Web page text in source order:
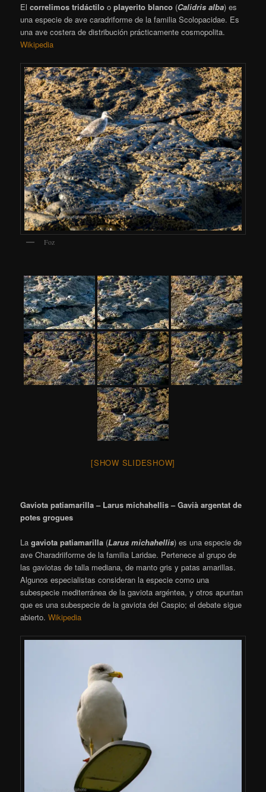
Elcorrelimos tridáctilo oplayerito blanco (Calidris alba) es
una especie de ave caradriforme de la familia Scolopacidae. Es
una ave costera de distribución prácticamente cosmopolita.
Wikipedia
Foz
[SHOW SLIDESHOW]
Gaviota patiamarilla – Larus michahellis – Gavià argentat de
potes grogues
Lagaviota patiamarilla (Larus michahellis) es una especie de
ave Charadriiforme de la familia Laridae. Pertenece al grupo de
las gaviotas de talla mediana, de manto gris y patas amarillas.
Algunos especialistas consideran la especie como una
subespecie mediterránea de la gaviota argéntea, y otros apuntan
que es una subespecie de la gaviota del Caspio; el debate sigue
abierto.Wikipedia